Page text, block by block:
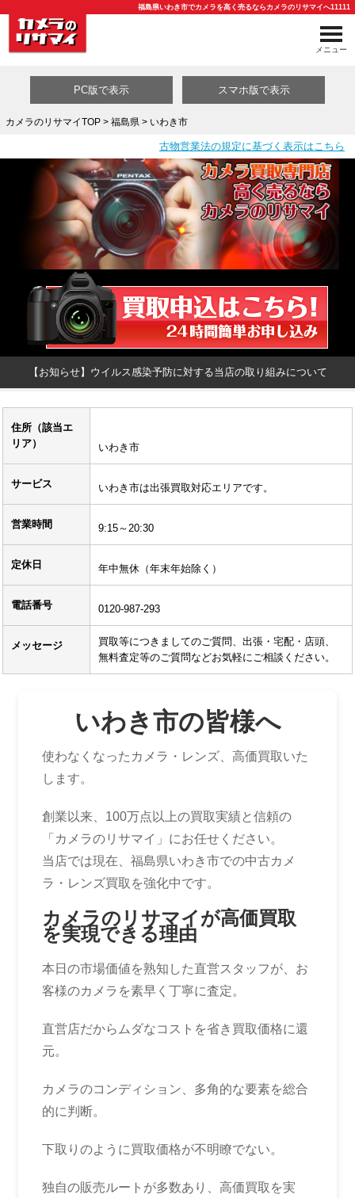
福島県いわき市でカメラを高く売るならカメラのリサマイへ11111
メニュー
買取カテゴリ一覧
PC版で表示 スマホ版で表示
カメラのリサマイTOP> 福島県 > いわき市
古物営業法の規定に基づく表示はこちら
【お知らせ】ウイルス感染予防に対する当店の取り組みについて
住所（該当エ
リア）
いわき市
サービス いわき市は出張買取対応エリアです。
営業時間 9:15～20:30
定休日 年中無休（年末年始除く）
電話番号 0120-987-293
メッセージ
買取等につきましてのご質問、出張・宅配・店頭、
無料査定等のご質問などお気軽にご相談ください。
いわき市の皆様へ
使わなくなったカメラ・レンズ、高価買取いた
します。
創業以来、100万点以上の買取実績と信頼の
「カメラのリサマイ」にお任せください。
当店では現在、福島県いわき市での中古カメ
ラ・レンズ買取を強化中です。
カメラのリサマイが高価買取
を実現できる理由
本日の市場価値を熟知した直営スタッフが、お
客様のカメラを素早く丁寧に査定。
直営店だからムダなコストを省き買取価格に還
元。
カメラのコンディション、多角的な要素を総合
的に判断。
下取りのように買取価格が不明瞭でない。
独自の販売ルートが多数あり、高価買取を実